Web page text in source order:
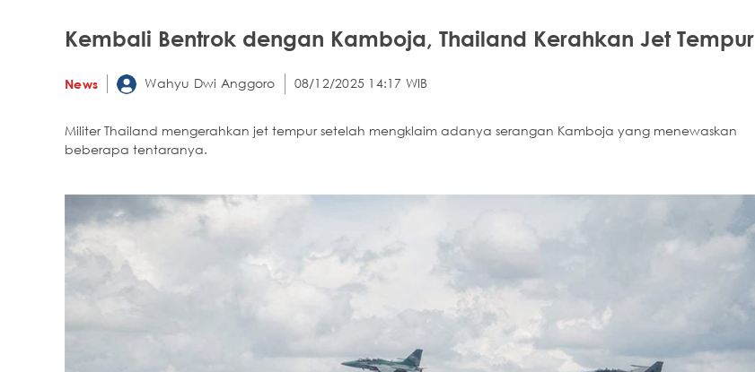
Kembali Bentrok dengan Kamboja, Thailand Kerahkan Jet Tempur
News Wahyu Dwi Anggoro 08/12/2025 14:17 WIB
Militer Thailand mengerahkan jet tempur setelah mengklaim adanya serangan Kamboja yang menewaskan
beberapa tentaranya.